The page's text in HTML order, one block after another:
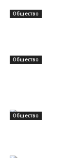
Общество
Общество
Общество